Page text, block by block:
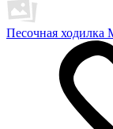
Песочная ходилка